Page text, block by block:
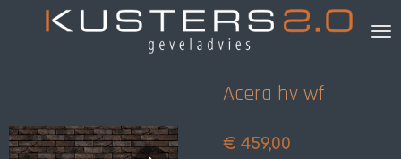
Acera hv wf
€ 459,00